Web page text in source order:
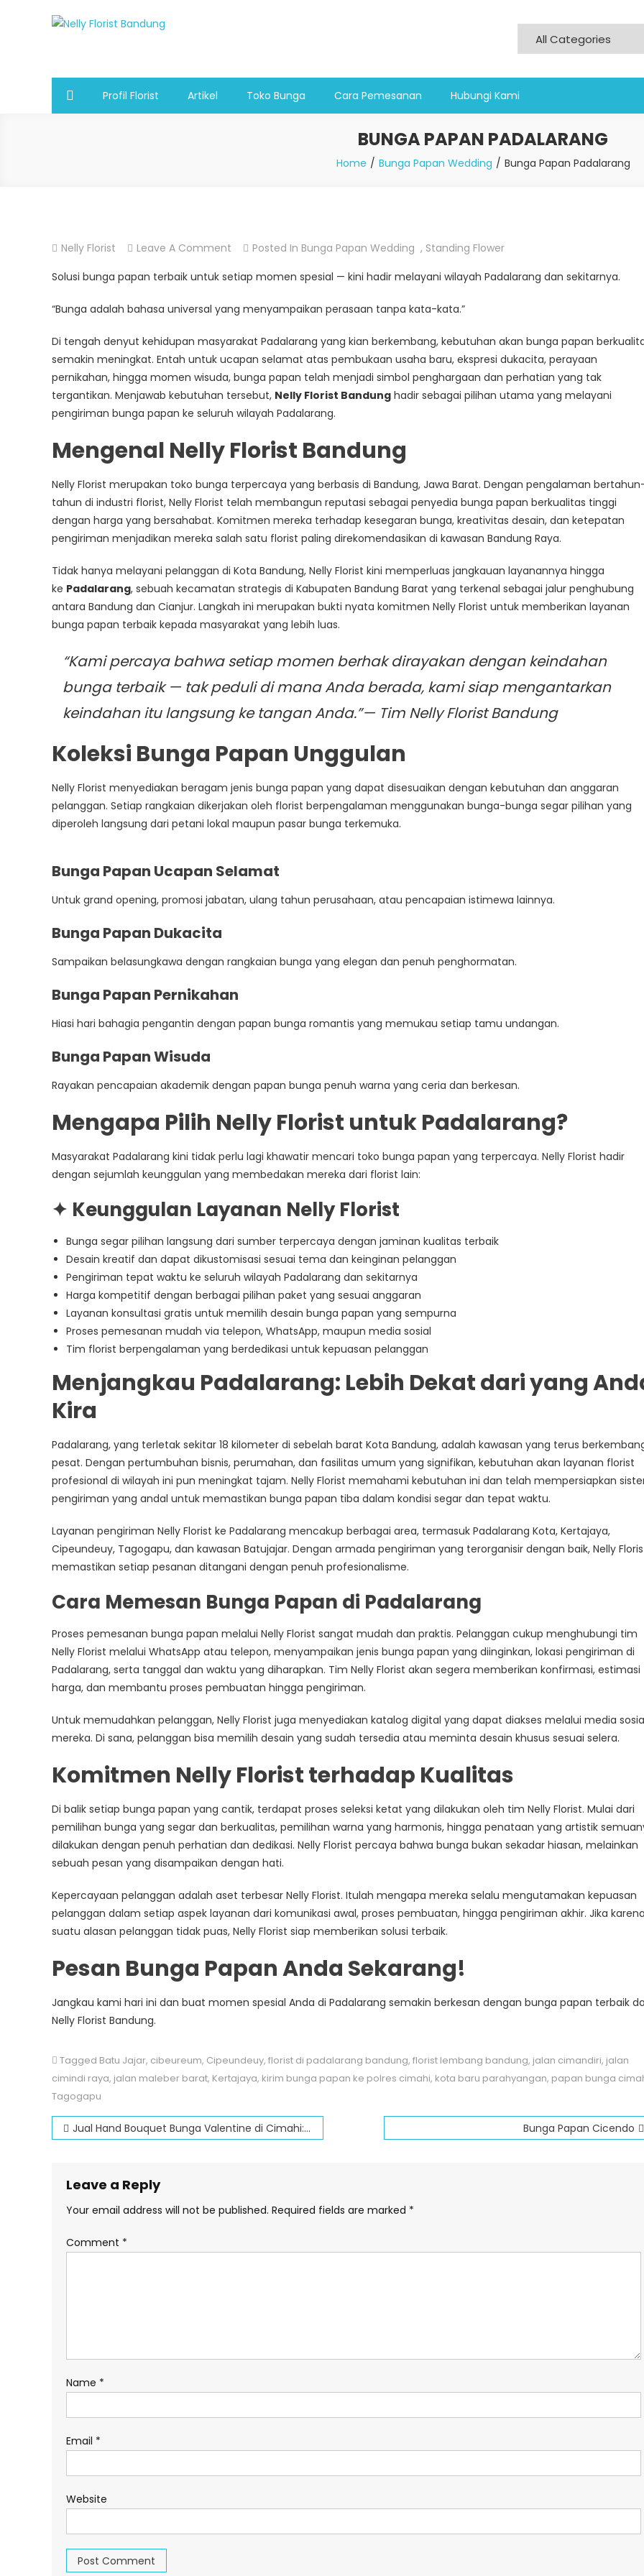
Profil Florist Artikel Toko Bunga Cara Pemesanan Hubungi Kami
BUNGA PAPAN PADALARANG
Home Bunga Papan Wedding Bunga Papan Padalarang
Nelly Florist Leave A Comment On
Papan
Posted In Bunga Papan Wedding , Standing Flower
Solusi bunga papan terbaik untuk setiap momen spesial — kini hadir melayani wilayah Padalarang dan sekitarnya.
“Bunga adalah bahasa universal yang menyampaikan perasaan tanpa kata-kata.”
Di tengah denyut kehidupan masyarakat Padalarang yang kian berkembang, kebutuhan akan bunga papan
semakin meningkat. Entah untuk ucapan selamat atas pembukaan usaha baru, ekspresi dukacita, perayaan
pernikahan, hingga momen wisuda, bunga papan telah menjadi simbol penghargaan dan perhatian yang tak
tergantikan. Menjawab kebutuhan tersebut, Nelly Florist Bandung hadir sebagai pilihan utama yang melayani
pengiriman bunga papan ke seluruh wilayah Padalarang.
Mengenal Nelly Florist Bandung
Nelly Florist merupakan toko bunga terpercaya yang berbasis di Bandung, Jawa Barat. Dengan pengalaman
tahun di industri florist, Nelly Florist telah membangun reputasi sebagai penyedia bunga papan berkualitas tinggi
dengan harga yang bersahabat. Komitmen mereka terhadap kesegaran bunga, kreativitas desain, dan ketepatan
pengiriman menjadikan mereka salah satu florist paling direkomendasikan di kawasan Bandung Raya.
Tidak hanya melayani pelanggan di Kota Bandung, Nelly Florist kini memperluas jangkauan layanannya hingga
ke Padalarang, sebuah kecamatan strategis di Kabupaten Bandung Barat yang terkenal sebagai jalur penghubung
antara Bandung dan Cianjur. Langkah ini merupakan bukti nyata komitmen Nelly Florist untuk memberikan layanan
bunga papan terbaik kepada masyarakat yang lebih luas.
“Kami percaya bahwa setiap momen berhak dirayakan dengan keindahan
bunga terbaik — tak peduli di mana Anda berada, kami siap mengantarkan
keindahan itu langsung ke tangan Anda.”— Tim Nelly Florist Bandung
Koleksi Bunga Papan Unggulan
Nelly Florist menyediakan beragam jenis bunga papan yang dapat disesuaikan dengan kebutuhan dan anggaran
pelanggan. Setiap rangkaian dikerjakan oleh florist berpengalaman menggunakan bunga-bunga segar pilihan yang
diperoleh langsung dari petani lokal maupun pasar bunga terkemuka.
Bunga Papan Ucapan Selamat
Untuk grand opening, promosi jabatan, ulang tahun perusahaan, atau pencapaian istimewa lainnya.
Bunga Papan Dukacita
Sampaikan belasungkawa dengan rangkaian bunga yang elegan dan penuh penghormatan.
Bunga Papan Pernikahan
Hiasi hari bahagia pengantin dengan papan bunga romantis yang memukau setiap tamu undangan.
Bunga Papan Wisuda
Rayakan pencapaian akademik dengan papan bunga penuh warna yang ceria dan berkesan.
Mengapa Pilih Nelly Florist untuk Padalarang?
Masyarakat Padalarang kini tidak perlu lagi khawatir mencari toko bunga papan yang terpercaya. Nelly Florist hadir
dengan sejumlah keunggulan yang membedakan mereka dari florist lain:
✦ Keunggulan Layanan Nelly Florist
Bunga segar pilihan langsung dari sumber terpercaya dengan jaminan kualitas terbaik
Desain kreatif dan dapat dikustomisasi sesuai tema dan keinginan pelanggan
Pengiriman tepat waktu ke seluruh wilayah Padalarang dan sekitarnya
Harga kompetitif dengan berbagai pilihan paket yang sesuai anggaran
Layanan konsultasi gratis untuk memilih desain bunga papan yang sempurna
Proses pemesanan mudah via telepon, WhatsApp, maupun media sosial
Tim florist berpengalaman yang berdedikasi untuk kepuasan pelanggan
Menjangkau Padalarang: Lebih Dekat dari yang
Kira
Padalarang, yang terletak sekitar 18 kilometer di sebelah barat Kota Bandung, adalah kawasan yang terus
pesat. Dengan pertumbuhan bisnis, perumahan, dan fasilitas umum yang signifikan, kebutuhan akan layanan florist
profesional di wilayah ini pun meningkat tajam. Nelly Florist memahami kebutuhan ini dan telah mempersiapkan
pengiriman yang andal untuk memastikan bunga papan tiba dalam kondisi segar dan tepat waktu.
Layanan pengiriman Nelly Florist ke Padalarang mencakup berbagai area, termasuk Padalarang Kota, Kertajaya,
Cipeundeuy, Tagogapu, dan kawasan Batujajar. Dengan armada pengiriman yang terorganisir dengan baik, Nelly
memastikan setiap pesanan ditangani dengan penuh profesionalisme.
Cara Memesan Bunga Papan di Padalarang
Proses pemesanan bunga papan melalui Nelly Florist sangat mudah dan praktis. Pelanggan cukup menghubungi tim
Nelly Florist melalui WhatsApp atau telepon, menyampaikan jenis bunga papan yang diinginkan, lokasi pengiriman di
Padalarang, serta tanggal dan waktu yang diharapkan. Tim Nelly Florist akan segera memberikan konfirmasi, estimasi
harga, dan membantu proses pembuatan hingga pengiriman.
Untuk memudahkan pelanggan, Nelly Florist juga menyediakan katalog digital yang dapat diakses melalui media
mereka. Di sana, pelanggan bisa memilih desain yang sudah tersedia atau meminta desain khusus sesuai selera.
Komitmen Nelly Florist terhadap Kualitas
Di balik setiap bunga papan yang cantik, terdapat proses seleksi ketat yang dilakukan oleh tim Nelly Florist. Mulai dari
pemilihan bunga yang segar dan berkualitas, pemilihan warna yang harmonis, hingga penataan yang artistik
dilakukan dengan penuh perhatian dan dedikasi. Nelly Florist percaya bahwa bunga bukan sekadar hiasan, melainkan
sebuah pesan yang disampaikan dengan hati.
Kepercayaan pelanggan adalah aset terbesar Nelly Florist. Itulah mengapa mereka selalu mengutamakan kepuasan
pelanggan dalam setiap aspek layanan dari komunikasi awal, proses pembuatan, hingga pengiriman akhir. Jika karena
suatu alasan pelanggan tidak puas, Nelly Florist siap memberikan solusi terbaik.
Pesan Bunga Papan Anda Sekarang!
Jangkau kami hari ini dan buat momen spesial Anda di Padalarang semakin berkesan dengan bunga papan terbaik
Nelly Florist Bandung.
Tagged Batu Jajar, cibeureum, Cipeundeuy, florist di padalarang bandung, florist lembang bandung, jalan cimandiri, jalan
cimindi raya, jalan maleber barat, Kertajaya, kirim bunga papan ke polres cimahi, kota baru parahyangan, papan bunga
Tagogapu
Post
Jual Hand Bouquet Bunga Valentine di Cimahi: Kirim Kado Spesial Jadi Lebih Mudah Bunga Papan Cicendo
Leave a Reply
Your email address will not be published. Required fields are marked *
Comment *
Name *
Email *
Website